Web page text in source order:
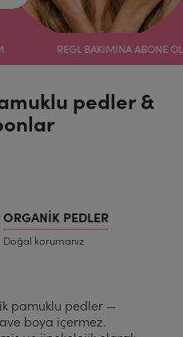
REGL BAKIMINA ABONE OLUN.
pedler &
ORGANIK PEDLER
Doğal korumanız
pamuklu pedler —
boya içermez.